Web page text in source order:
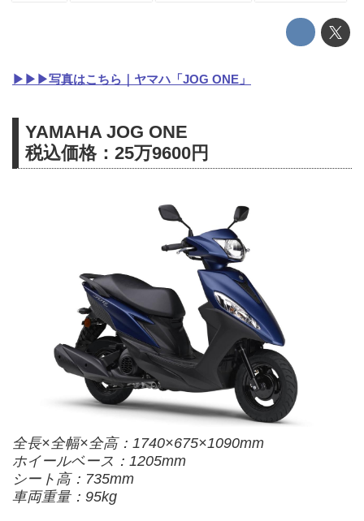
▶▶▶写真はこちら｜ヤマハ「JOG ONE」
YAMAHA JOG ONE
税込価格：25万9600円
全長×全幅×全高：1740×675×1090mm
ホイールベース：1205mm
シート高：735mm
車両重量：95kg